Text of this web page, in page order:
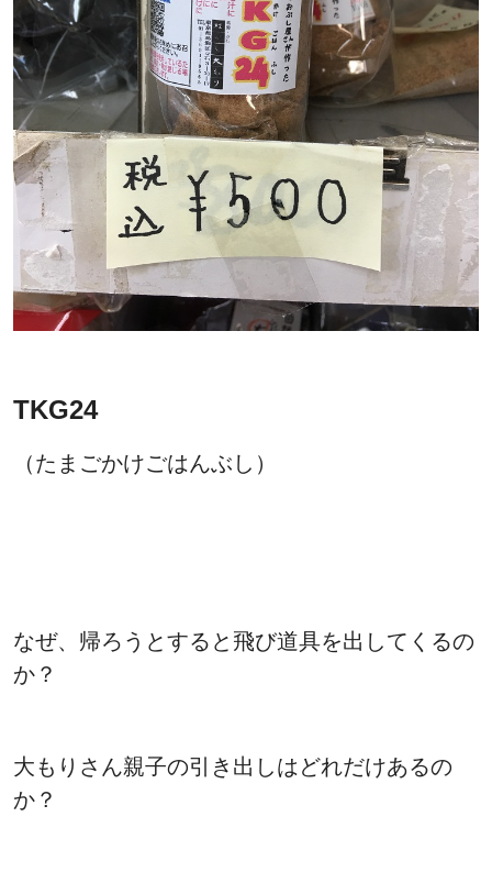
TKG24
（たまごかけごはんぶし）
なぜ、帰ろうとすると飛び道具を出してくるの
か？
大もりさん親子の引き出しはどれだけあるの
か？